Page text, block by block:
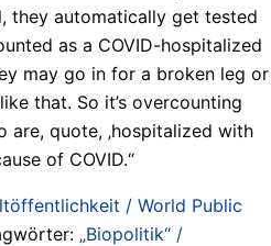
they automatically get tested
as a COVID-hospitalized
may go in for a broken leg or
that. So it’s overcounting
are, quote, ‚hospitalized with
of COVID.“
/ World Public
„Biopolitik“ /